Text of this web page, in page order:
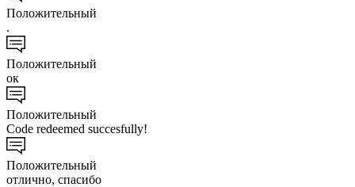
Положительный
.
Положительный
ок
Положительный
Code redeemed succesfully!
Положительный
отлично, спасибо